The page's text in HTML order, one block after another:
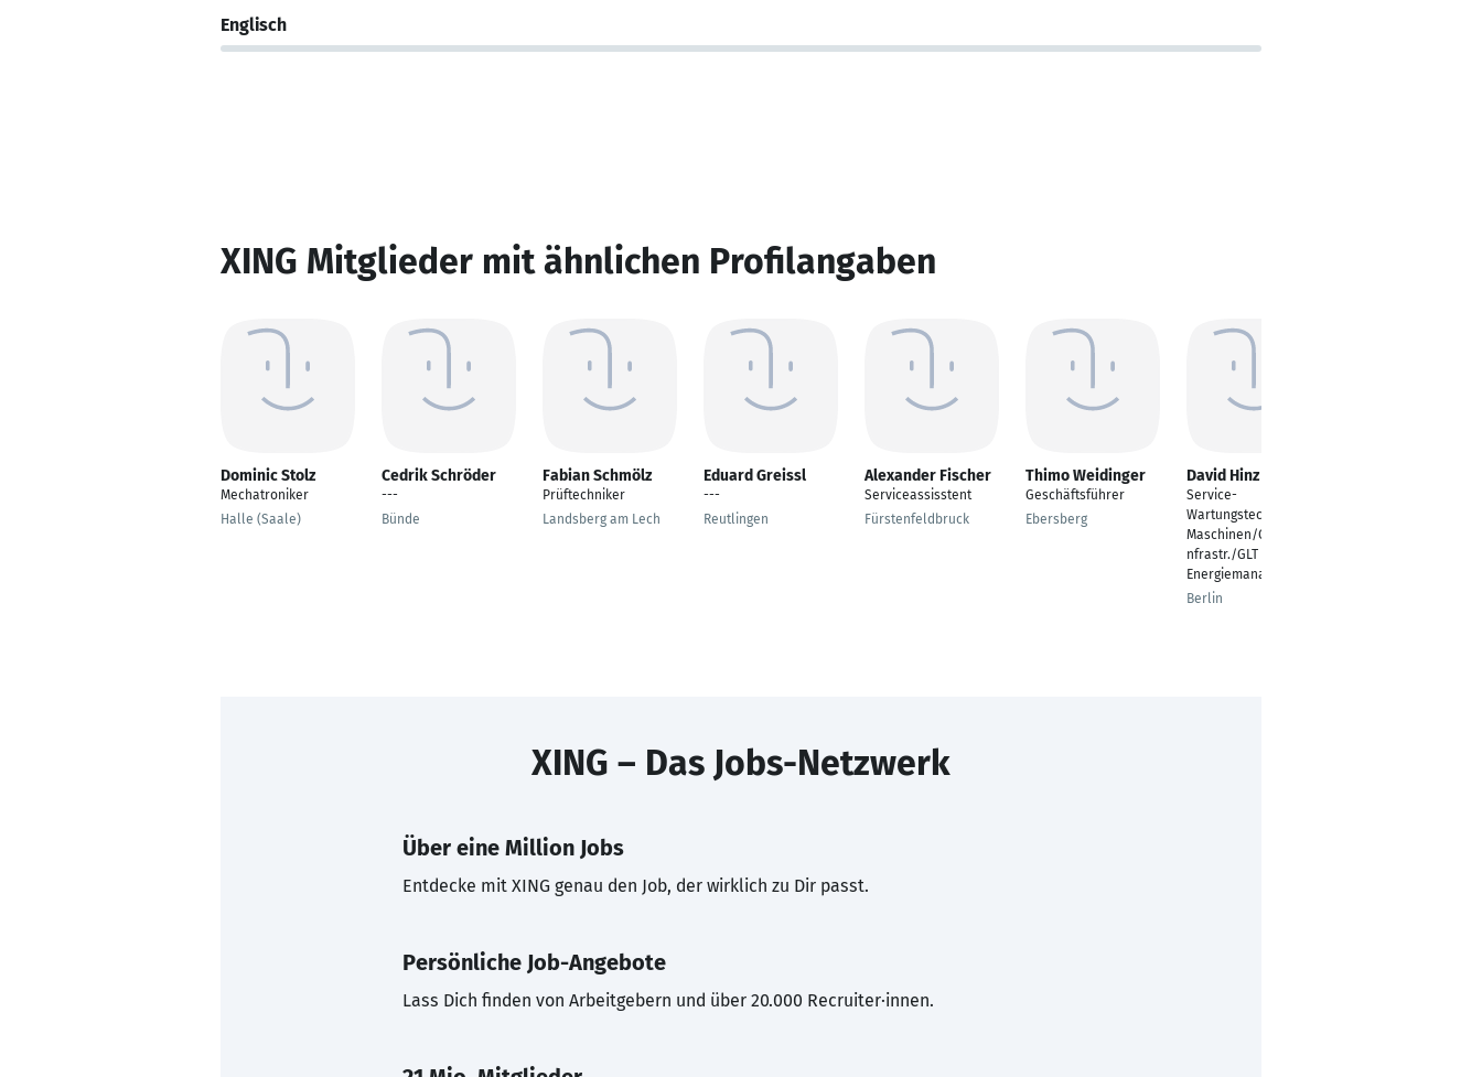
Englisch
XING Mitglieder mit ähnlichen Profilangaben
Dominic Stolz
Mechatroniker
Halle (Saale)
Cedrik Schröder
---
Bünde
Fabian Schmölz
Prüftechniker
Landsberg am Lech
Eduard Greissl
---
Reutlingen
Alexander Fischer
Serviceassisstent
Fürstenfeldbruck
Thimo Weidinger
Geschäftsführer
Ebersberg
David Hinz
Service-
Wartungstechniker,
Maschinen/Gebäudei
nfrastr./GLT und
Energiemanagment
Berlin
XING – Das Jobs-Netzwerk
Über eine Million Jobs
Entdecke mit XING genau den Job, der wirklich zu Dir passt.
Persönliche Job-Angebote
Lass Dich finden von Arbeitgebern und über 20.000 Recruiter·innen.